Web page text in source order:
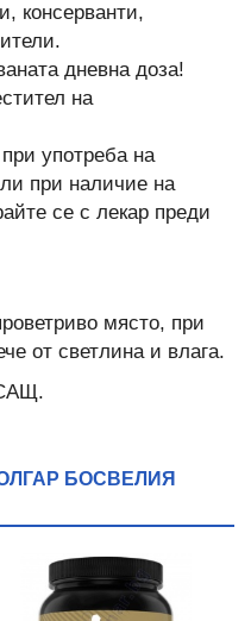
консерванти,
дневна доза!
на
употреба на
при наличие на
се с лекар преди
място, при
от светлина и влага.
БОСВЕЛИЯ